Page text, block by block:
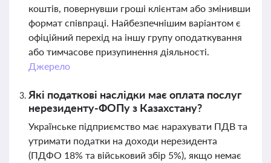
коштів, повернувши гроші клієнтам або змінивши
формат співпраці. Найбезпечнішим варіантом є
офіційний перехід на іншу групу оподаткування
або тимчасове призупинення діяльності.
Джерело
Які податкові наслідки має оплата послуг
нерезиденту-ФОПу з Казахстану?
Українське підприємство має нарахувати ПДВ та
утримати податки на доходи нерезидента
(ПДФО 18% та військовий збір 5%), якщо немає